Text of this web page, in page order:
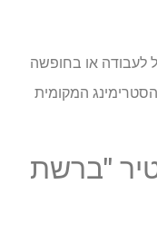
לעבודה או בחופשה
המקומית
"ברשת